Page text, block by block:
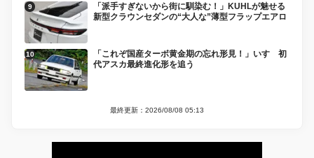
「派手すぎないから街に馴染む！」KUHLが魅せる
新型クラウンセダンの“大人な”薄型フラップエアロ
「これぞ国産ターボ黄金期の忘れ形見！」いすゞ初
代アスカ最終進化形を追う
最終更新：2026/08/08 05:13